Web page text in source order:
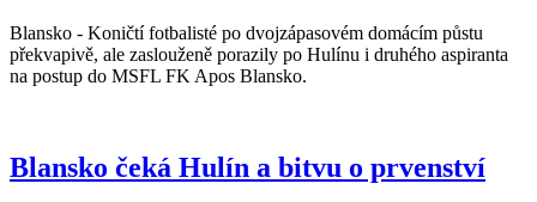
Blansko - Koničtí fotbalisté po dvojzápasovém domácím půstu
překvapivě, ale zaslouženě porazily po Hulínu i druhého aspiranta
na postup do MSFL FK Apos Blansko.
Blansko čeká Hulín a bitvu o prvenství